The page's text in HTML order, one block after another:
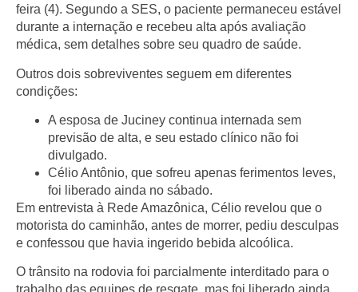
feira (4). Segundo a SES, o paciente permaneceu estável
durante a internação e recebeu alta após avaliação
médica, sem detalhes sobre seu quadro de saúde.
Outros dois sobreviventes seguem em diferentes
condições:
A esposa de Juciney continua internada sem
previsão de alta, e seu estado clínico não foi
divulgado.
Célio Antônio, que sofreu apenas ferimentos leves,
foi liberado ainda no sábado.
Em entrevista à Rede Amazônica, Célio revelou que o
motorista do caminhão, antes de morrer, pediu desculpas
e confessou que havia ingerido bebida alcoólica.
O trânsito na rodovia foi parcialmente interditado para o